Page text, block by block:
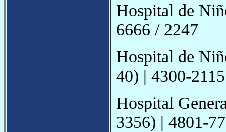
Hospital de
6666 / 2247
Hospital de
40) | 4300-2115
Hospital
3356) | 4801-